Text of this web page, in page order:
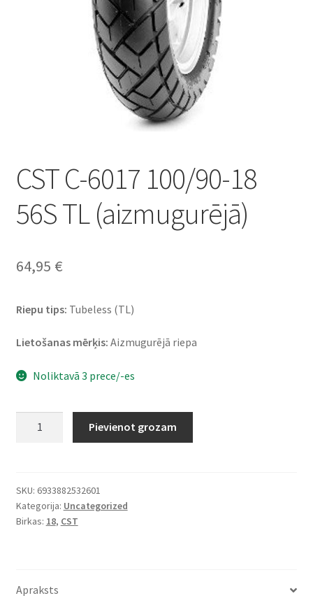
CST C-6017 100/90-18
56S TL (aizmugurējā)
64,95 €
Riepu tips: Tubeless (TL)
Lietošanas mērķis: Aizmugurējā riepa
Noliktavā 3 prece/-es
18
56S
TL
Pievienot grozam
SKU: 6933882532601
Kategorija: Uncategorized
Birkas: 18, CST
Apraksts